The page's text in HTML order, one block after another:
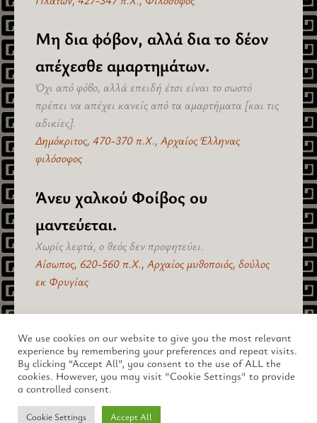
Μη δια φόβον, αλλά δια το δέον
απέχεσθε αμαρτημάτων.
Όχι από φόβο, αλλά επειδή έτσι είναι το σωστό
πρέπει να απέχει κανείς από τα αμαρτήματα [και τις
αδικίες].
Δημόκριτος, 470-370 π.Χ., Αρχαίος Έλληνας
φιλόσοφος
Άνευ χαλκού Φοίβος ου
μαντεύεται.
Χωρίς λεφτά, ο θεός δεν προφητεύει.
Αίσωπος, 620-560 π.Χ., Αρχαίος μυθοποιός, δούλος
εκ Φρυγίας
πίσω στο "Αιτία & Αποτελέσματα" >
Copyright © 2026 lus.gr – Ο Μαγευτικός Κόσμος της Αρχαίας
We use cookies on our website to give you the most relevant
experience by remembering your preferences and repeat visits.
By clicking “Accept All”, you consent to the use of ALL the
cookies. However, you may visit "Cookie Settings" to provide
a controlled consent.
Cookie Settings Accept All